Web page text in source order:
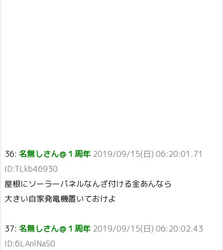
36: 名無しさん＠１周年 2019/09/15(日) 06:20:01.71
ID:TLkb46930
屋根にソーラーパネルなんざ付ける金あんなら
大きい自家発電機置いておけよ
37: 名無しさん＠１周年 2019/09/15(日) 06:20:02.43
ID:6LAnlNaS0